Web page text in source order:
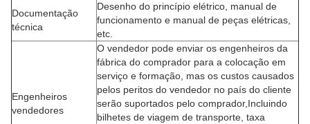
Documentação
técnica
Desenho do princípio elétrico, manual de
funcionamento e manual de peças elétricas,
etc.
Engenheiros
vendedores
O vendedor pode enviar os engenheiros da
fábrica do comprador para a colocação em
serviço e formação, mas os custos causados
pelos peritos do vendedor no país do cliente
serão suportados pelo comprador,Incluindo
bilhetes de viagem de transporte, taxa